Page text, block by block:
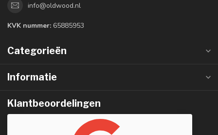
info@oldwood.nl
KVK nummer: 65885953
Categorieën
Informatie
Klantbeoordelingen